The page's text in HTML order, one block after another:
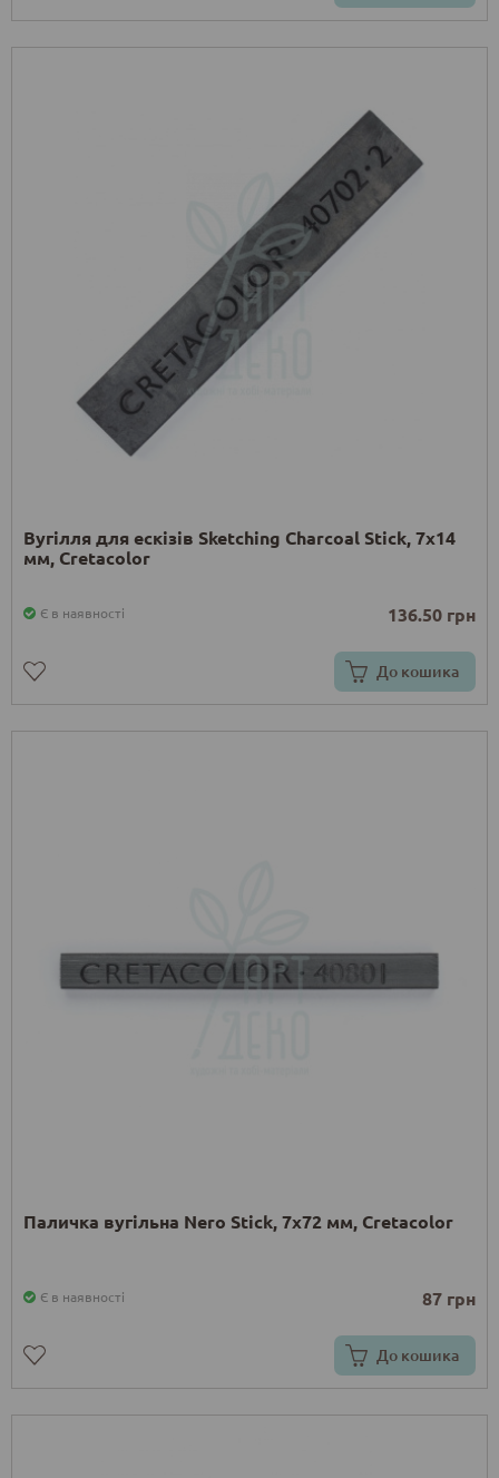
Вугілля для ескізів Sketching Charcoal Stick, 7х14
мм, Cretacolor
Є в наявності 136.50 грн
До кошика
Паличка вугільна Nero Stick, 7х72 мм, Cretacolor
Є в наявності 87 грн
До кошика